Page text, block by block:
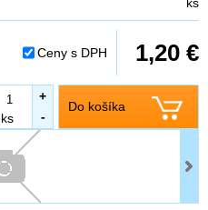
Ceny s DPH 1,20 €
Do košíka
-
ks
+